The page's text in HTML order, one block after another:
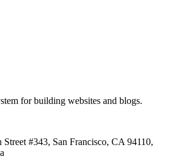
for building websites and blogs.
#343, San Francisco, CA 94110,